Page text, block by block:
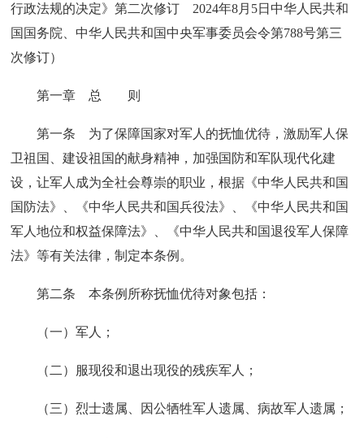
行政法规的决定》第二次修订 2024年8月5日中华人民共和
国国务院、中华人民共和国中央军事委员会令第788号第三
次修订）
第一章 总 则
第一条 为了保障国家对军人的抚恤优待，激励军人保
卫祖国、建设祖国的献身精神，加强国防和军队现代化建
设，让军人成为全社会尊崇的职业，根据《中华人民共和国
国防法》、《中华人民共和国兵役法》、《中华人民共和国
军人地位和权益保障法》、《中华人民共和国退役军人保障
法》等有关法律，制定本条例。
第二条 本条例所称抚恤优待对象包括：
（一）军人；
（二）服现役和退出现役的残疾军人；
（三）烈士遗属、因公牺牲军人遗属、病故军人遗属；